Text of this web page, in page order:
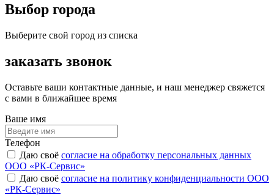
Выбор города
Выберите свой город из списка
заказать звонок
Оставьте ваши контактные данные, и наш менеджер свяжется
с вами в ближайшее время
Ваше имя
Телефон
Даю своё согласие на обработку персональных данных
ООО «РК-Сервис»
Даю своё согласие на политику конфиденциальности ООО
«РК-Сервис»